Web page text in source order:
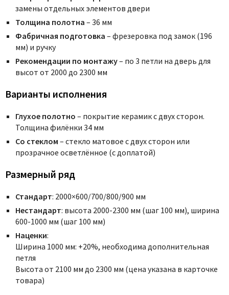
замены отдельных элементов двери
Толщина полотна – 36 мм
Фабричная подготовка – фрезеровка под замок (196
мм) и ручку
Рекомендации по монтажу– по 3 петли на дверь для
высот от 2000 до 2300 мм
Варианты исполнения
Глухое полотно – покрытие керамик с двух сторон.
Толщина филёнки 34 мм
Со стеклом – стекло матовое с двух сторон или
прозрачное осветлённое (с доплатой)
Размерный ряд
Стандарт: 2000×600/700/800/900 мм
Нестандарт: высота 2000-2300 мм (шаг 100 мм), ширина
600-1000 мм (шаг 100 мм)
Наценки:
Ширина 1000 мм: +20%, необходима дополнительная
петля
Высота от 2100 мм до 2300 мм (цена указана в карточке
товара)